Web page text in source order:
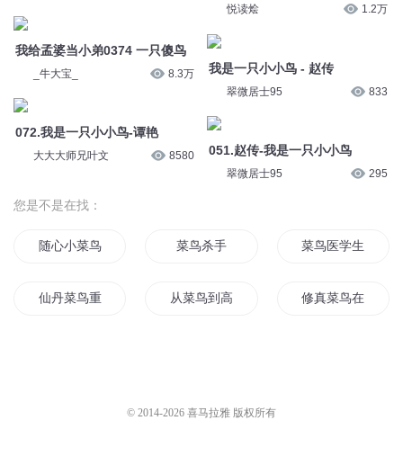
我给孟婆当小弟0374 一只傻鸟
_牛大宝_ 8.3万
072.我是一只小小鸟-谭艳
大大大师兄叶文 8580
悦读烩 1.2万
我是一只小小鸟 - 赵传
翠微居士95 833
051.赵传-我是一只小小鸟
翠微居士95 295
您是不是在找：
随心小菜鸟 菜鸟杀手 菜鸟医学生
仙丹菜鸟重生记 从菜鸟到高手 修真菜鸟在末世
© 2014-2026 喜马拉雅 版权所有